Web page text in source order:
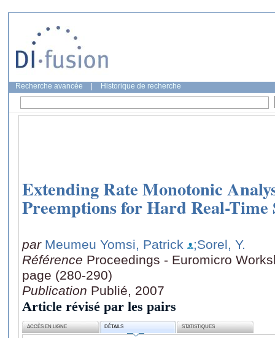
Recherche avancée Historique de recherche
Extending Rate Monotonic
Preemptions for Hard Real-Time
par Meumeu Yomsi, Patrick
;Sorel, Y.
Référence Proceedings - Euromicro
page (280-290)
Publication Publié, 2007
Article révisé par les pairs
ACCÈS EN LIGNE DÉTAILS STATISTIQUES